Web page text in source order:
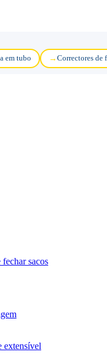
em tubo Correctores de
sacos
extensível